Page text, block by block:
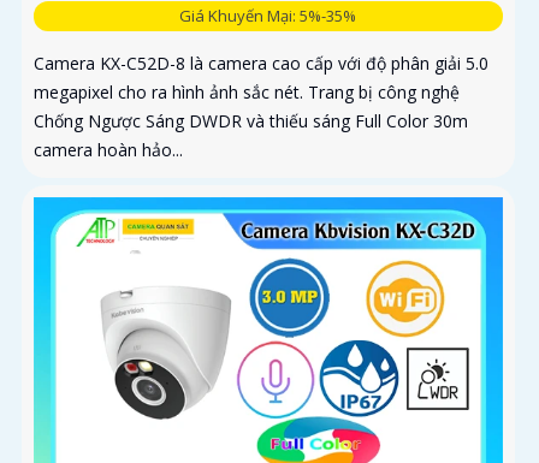
Giá Khuyến Mại: 5%-35%
Camera KX-C52D-8 là camera cao cấp với độ phân giải 5.0
megapixel cho ra hình ảnh sắc nét. Trang bị công nghệ
Chống Ngược Sáng DWDR và thiếu sáng Full Color 30m
camera hoàn hảo...